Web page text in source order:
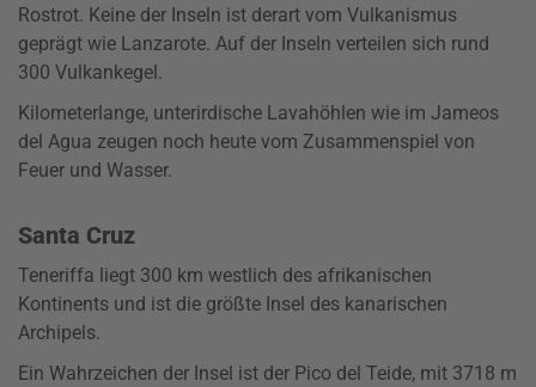
Rostrot. Keine der Inseln ist derart vom Vulkanismus
geprägt wie Lanzarote. Auf der Inseln verteilen sich rund
300 Vulkankegel.
Kilometerlange, unterirdische Lavahöhlen wie im Jameos
del Agua zeugen noch heute vom Zusammenspiel von
Feuer und Wasser.
Santa Cruz
Teneriffa liegt 300 km westlich des afrikanischen
Kontinents und ist die größte Insel des kanarischen
Archipels.
Ein Wahrzeichen der Insel ist der Pico del Teide, mit 3718 m